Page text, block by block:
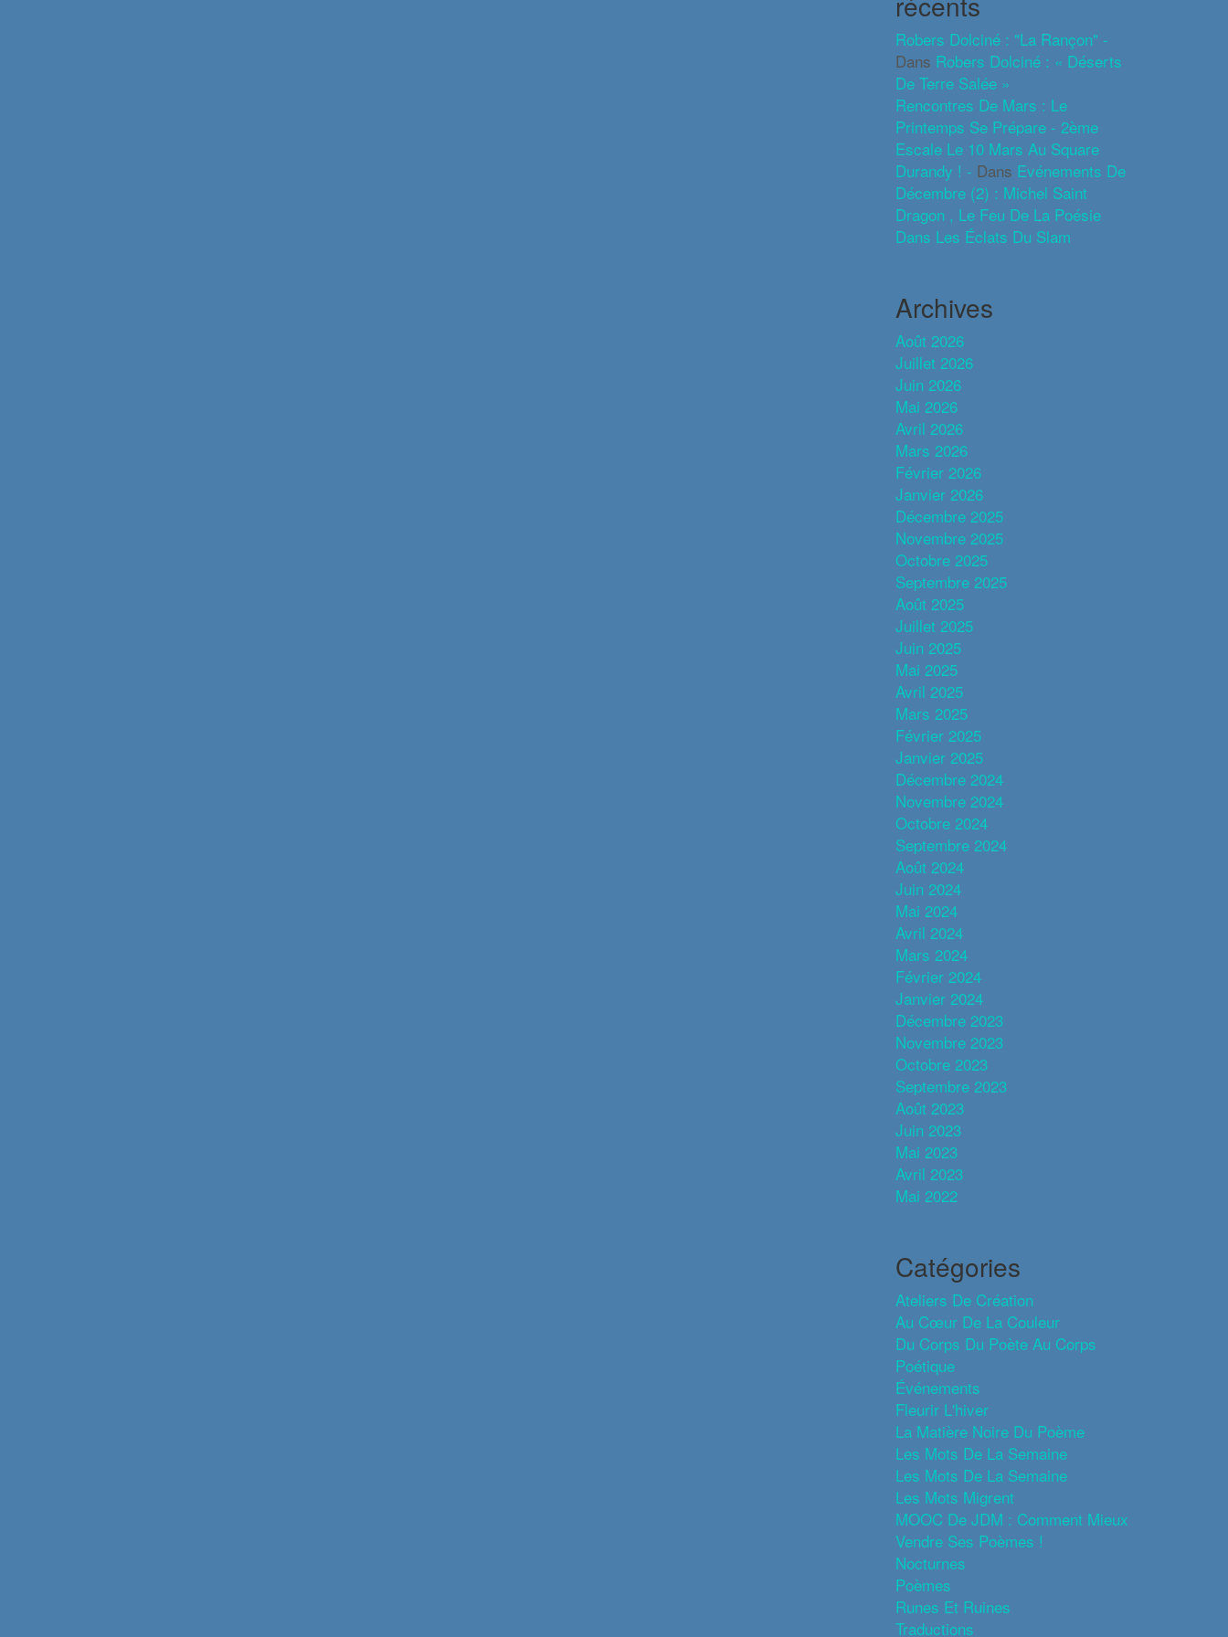
Robers Dolciné : "La Rançon" -
Dans Robers Dolciné : « Déserts
De Terre Salée »
Rencontres De Mars : Le
Printemps Se Prépare - 2ème
Escale Le 10 Mars Au Square
Durandy ! - Dans Evénements De
Décembre (2) : Michel Saint
Dragon , Le Feu De La Poésie
Dans Les Éclats Du Slam
Archives
Août 2026
Juillet 2026
Juin 2026
Mai 2026
Avril 2026
Mars 2026
Février 2026
Janvier 2026
Décembre 2025
Novembre 2025
Octobre 2025
Septembre 2025
Août 2025
Juillet 2025
Juin 2025
Mai 2025
Avril 2025
Mars 2025
Février 2025
Janvier 2025
Décembre 2024
Novembre 2024
Octobre 2024
Septembre 2024
Août 2024
Juin 2024
Mai 2024
Avril 2024
Mars 2024
Février 2024
Janvier 2024
Décembre 2023
Novembre 2023
Octobre 2023
Septembre 2023
Août 2023
Juin 2023
Mai 2023
Avril 2023
Mai 2022
Catégories
Ateliers De Création
Au Cœur De La Couleur
Du Corps Du Poète Au Corps
Poétique
Événements
Fleurir L'hiver
La Matière Noire Du Poème
Les Mots De La Semaine
Les Mots De La Semaine
Les Mots Migrent
MOOC De JDM : Comment Mieux
Vendre Ses Poèmes !
Nocturnes
Poèmes
Runes Et Ruines
Traductions